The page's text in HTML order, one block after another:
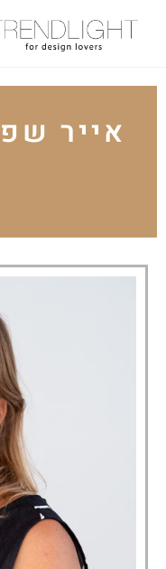
אייר